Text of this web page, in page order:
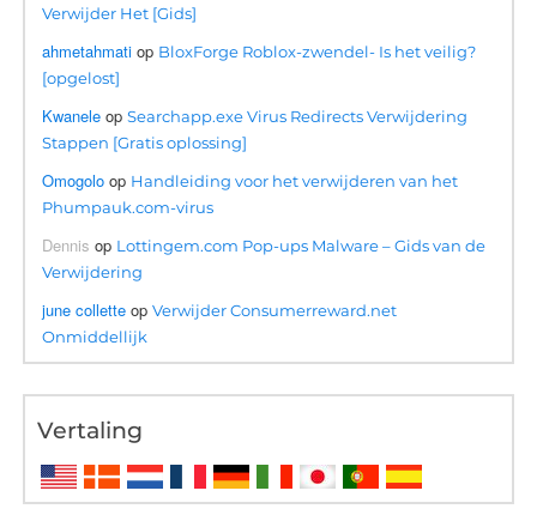
Verwijder Het [Gids]
ahmetahmati op BloxForge Roblox-zwendel- Is het veilig?
[opgelost]
Kwanele opSearchapp.exe Virus Redirects Verwijdering
Stappen [Gratis oplossing]
Omogolo op Handleiding voor het verwijderen van het
Phumpauk.com-virus
Dennis op Lottingem.com Pop-ups Malware – Gids van de
Verwijdering
june collette opVerwijder Consumerreward.net
Onmiddellijk
Vertaling